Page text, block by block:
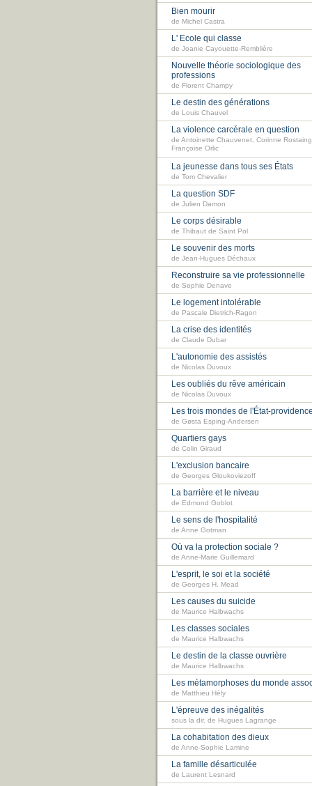
Bien mourir
de Michel Castra
L' Ecole qui classe
de Joanie Cayouette-Remblière
Nouvelle théorie sociologique des
professions
de Florent Champy
Le destin des générations
de Louis Chauvel
La violence carcérale en question
de Antoinette Chauvenet, Corinne Rostaing,
Françoise Orlic
La jeunesse dans tous ses États
de Tom Chevalier
La question SDF
de Julien Damon
Le corps désirable
de Thibaut de Saint Pol
Le souvenir des morts
de Jean-Hugues Déchaux
Reconstruire sa vie professionnelle
de Sophie Denave
Le logement intolérable
de Pascale Dietrich-Ragon
La crise des identités
de Claude Dubar
L'autonomie des assistés
de Nicolas Duvoux
Les oubliés du rêve américain
de Nicolas Duvoux
Les trois mondes de l'État-providence
de Gøsta Esping-Andersen
Quartiers gays
de Colin Giraud
L'exclusion bancaire
de Georges Gloukoviezoff
La barrière et le niveau
de Edmond Goblot
Le sens de l'hospitalité
de Anne Gotman
Où va la protection sociale ?
de Anne-Marie Guillemard
L'esprit, le soi et la société
de Georges H. Mead
Les causes du suicide
de Maurice Halbwachs
Les classes sociales
de Maurice Halbwachs
Le destin de la classe ouvrière
de Maurice Halbwachs
Les métamorphoses du monde
de Matthieu Hély
L'épreuve des inégalités
sous la dir. de Hugues Lagrange
La cohabitation des dieux
de Anne-Sophie Lamine
La famille désarticulée
de Laurent Lesnard